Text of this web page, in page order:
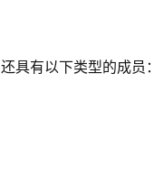
还具有以下类型的成员：